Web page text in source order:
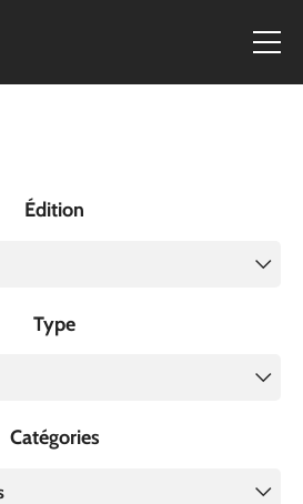
Édition
Type
Catégories